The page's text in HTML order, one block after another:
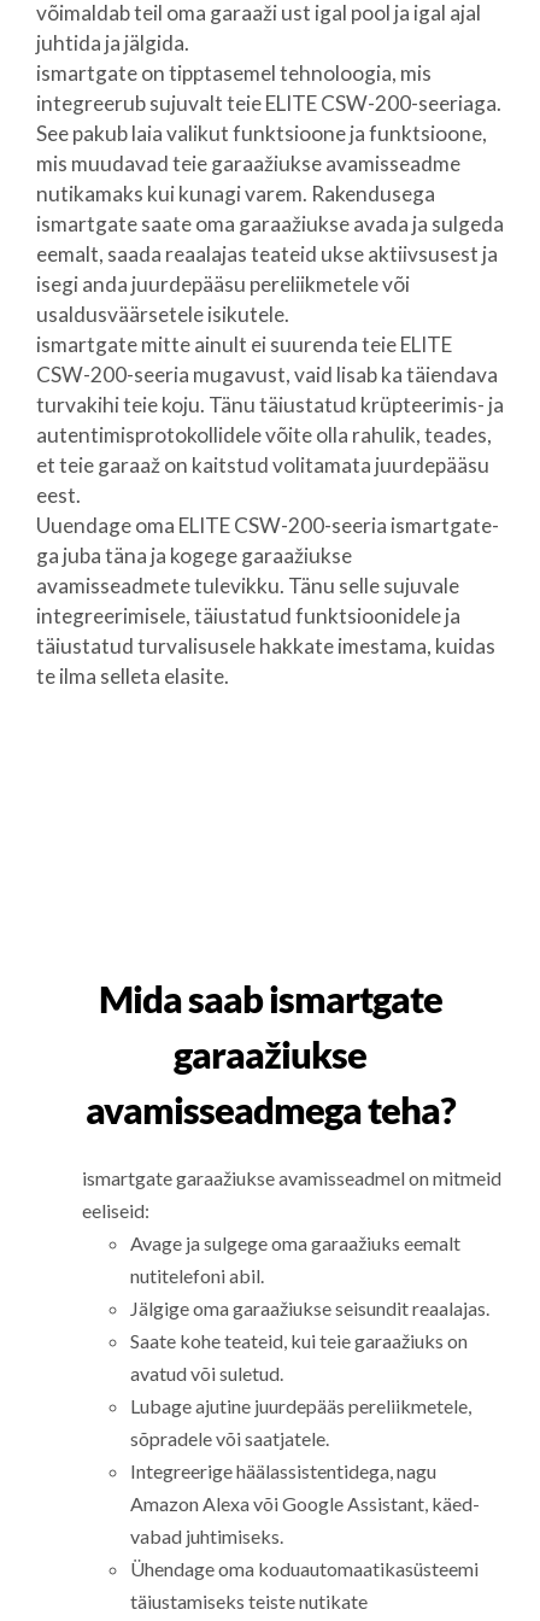
võimaldab teil oma garaaži ust igal pool ja igal ajal
juhtida ja jälgida.
ismartgate on tipptasemel tehnoloogia, mis
integreerub sujuvalt teie ELITE CSW-200-seeriaga.
See pakub laia valikut funktsioone ja funktsioone,
mis muudavad teie garaažiukse avamisseadme
nutikamaks kui kunagi varem. Rakendusega
ismartgate saate oma garaažiukse avada ja sulgeda
eemalt, saada reaalajas teateid ukse aktiivsusest ja
isegi anda juurdepääsu pereliikmetele või
usaldusväärsetele isikutele.
ismartgate mitte ainult ei suurenda teie ELITE
CSW-200-seeria mugavust, vaid lisab ka täiendava
turvakihi teie koju. Tänu täiustatud krüpteerimis- ja
autentimisprotokollidele võite olla rahulik, teades,
et teie garaaž on kaitstud volitamata juurdepääsu
eest.
Uuendage oma ELITE CSW-200-seeria ismartgate-
ga juba täna ja kogege garaažiukse
avamisseadmete tulevikku. Tänu selle sujuvale
integreerimisele, täiustatud funktsioonidele ja
täiustatud turvalisusele hakkate imestama, kuidas
te ilma selleta elasite.
Mida saab ismartgate
garaažiukse
avamisseadmega teha?
ismartgate garaažiukse avamisseadmel on mitmeid
eeliseid:
Avage ja sulgege oma garaažiuks eemalt
nutitelefoni abil.
Jälgige oma garaažiukse seisundit reaalajas.
Saate kohe teateid, kui teie garaažiuks on
avatud või suletud.
Lubage ajutine juurdepääs pereliikmetele,
sõpradele või saatjatele.
Integreerige häälassistentidega, nagu
Amazon Alexa või Google Assistant, käed-
vabad juhtimiseks.
Ühendage oma koduautomaatikasüsteemi
täiustamiseks teiste nutikate